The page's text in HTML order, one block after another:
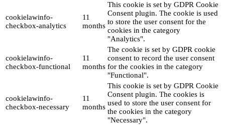
cookielawinfo-
checkbox-analytics
11
months
This cookie is set by GDPR Cookie
Consent plugin. The cookie is used
to store the user consent for the
cookies in the category
"Analytics".
cookielawinfo-
checkbox-functional
11
months
The cookie is set by GDPR cookie
consent to record the user consent
for the cookies in the category
"Functional".
cookielawinfo-
checkbox-necessary
11
months
This cookie is set by GDPR Cookie
Consent plugin. The cookies is
used to store the user consent for
the cookies in the category
"Necessary".